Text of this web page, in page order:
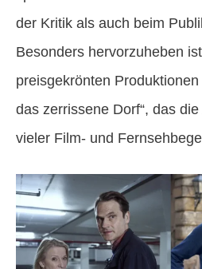
der Kritik als auch beim
Besonders hervorzuheben
preisgekrönten
das zerrissene Dorf“, das
vieler Film- und